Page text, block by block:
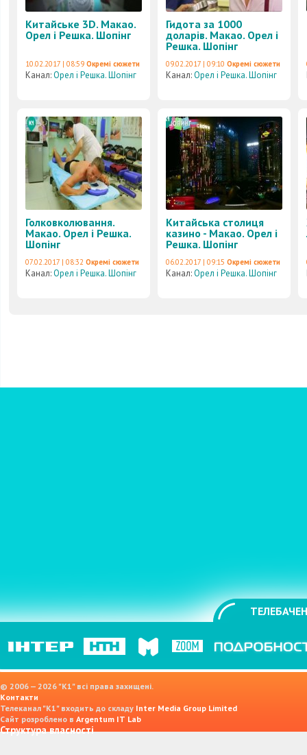
Китайське 3D. Макао.
Орел і Решка. Шопінг
10.02.2017 | 08:59 Окремі сюжети
Канал:Орел і Решка. Шопінг
Гидота за 1000
доларів. Макао. Орел і
Решка. Шопінг
09.02.2017 | 09:10 Окремі сюжети
Канал:Орел і Решка. Шопінг
Голковколювання.
Макао. Орел і Решка.
Шопінг
07.02.2017 | 08:32 Окремі сюжети
Канал:Орел і Решка. Шопінг
Китайська столиця
казино - Макао. Орел і
Решка. Шопінг
06.02.2017 | 09:15 Окремі сюжети
Канал:Орел і Решка. Шопінг
© 2006 — 2026 "K1" всі права захищені.
Контакти
Телеканал "К1" входить до складу Inter Media Group Limited
Сайт розроблено в Argentum IT Lab
Структура власності